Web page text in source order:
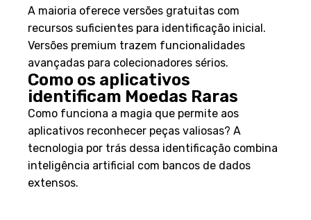
A maioria oferece versões gratuitas com
recursos suficientes para identificação inicial.
Versões premium trazem funcionalidades
avançadas para colecionadores sérios.
Como os aplicativos
identificam Moedas Raras
Como funciona a magia que permite aos
aplicativos reconhecer peças valiosas? A
tecnologia por trás dessa identificação combina
inteligência artificial com bancos de dados
extensos.